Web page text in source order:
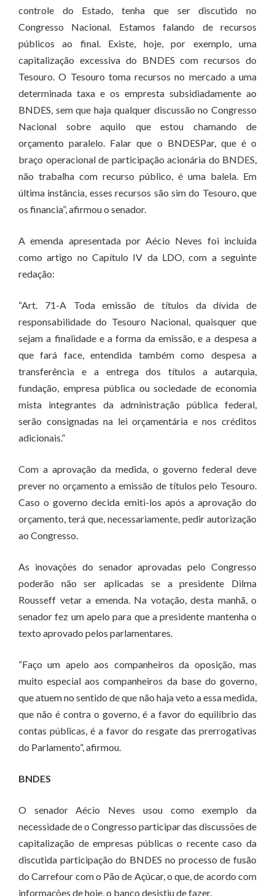
controle do Estado, tenha que ser discutido no
Congresso Nacional. Estamos falando de recursos
públicos ao final. Existe, hoje, por exemplo, uma
capitalização excessiva do BNDES com recursos do
Tesouro. O Tesouro toma recursos no mercado a uma
determinada taxa e os empresta subsidiadamente ao
BNDES, sem que haja qualquer discussão no Congresso
Nacional sobre aquilo que estou chamando de
orçamento paralelo. Falar que o BNDESPar, que é o
braço operacional de participação acionária do BNDES,
não trabalha com recurso público, é uma balela. Em
última instância, esses recursos são sim do Tesouro, que
os financia”, afirmou o senador.
A emenda apresentada por Aécio Neves foi incluída
como artigo no Capítulo IV da LDO, com a seguinte
redação:
“Art. 71-A Toda emissão de títulos da dívida de
responsabilidade do Tesouro Nacional, quaisquer que
sejam a finalidade e a forma da emissão, e a despesa a
que fará face, entendida também como despesa a
transferência e a entrega dos títulos a autarquia,
fundação, empresa pública ou sociedade de economia
mista integrantes da administração pública federal,
serão consignadas na lei orçamentária e nos créditos
adicionais.”
Com a aprovação da medida, o governo federal deve
prever no orçamento a emissão de títulos pelo Tesouro.
Caso o governo decida emiti-los após a aprovação do
orçamento, terá que, necessariamente, pedir autorização
ao Congresso.
As inovações do senador aprovadas pelo Congresso
poderão não ser aplicadas se a presidente Dilma
Rousseff vetar a emenda. Na votação, desta manhã, o
senador fez um apelo para que a presidente mantenha o
texto aprovado pelos parlamentares.
“Faço um apelo aos companheiros da oposição, mas
muito especial aos companheiros da base do governo,
que atuem no sentido de que não haja veto a essa medida,
que não é contra o governo, é a favor do equilíbrio das
contas públicas, é a favor do resgate das prerrogativas
do Parlamento”, afirmou.
BNDES
O senador Aécio Neves usou como exemplo da
necessidade de o Congresso participar das discussões de
capitalização de empresas públicas o recente caso da
discutida participação do BNDES no processo de fusão
do Carrefour com o Pão de Açúcar, o que, de acordo com
informações de hoje, o banco desistiu de fazer.